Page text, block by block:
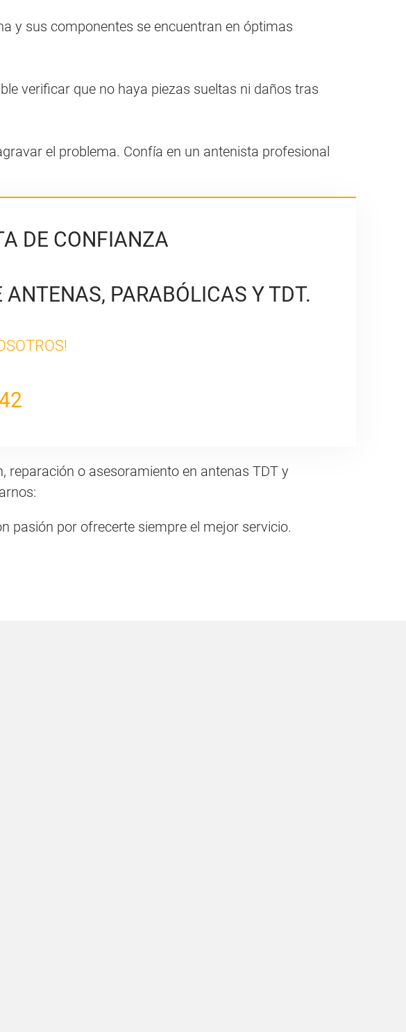
y sus componentes se encuentran en óptimas
verificar que no haya piezas sueltas ni daños tras
el problema. Confía en un antenista profesional
DE CONFIANZA
PARABÓLICAS Y TDT.
reparación o asesoramiento en antenas TDT y
pasión por ofrecerte siempre el mejor servicio.